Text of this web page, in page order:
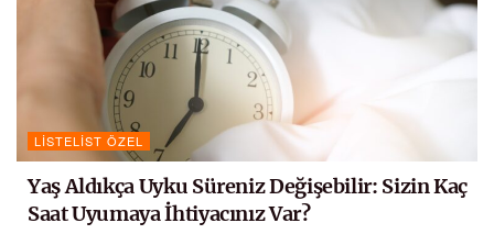
LISTELIST ÖZEL
Yaş Aldıkça Uyku Süreniz Değişebilir: Sizin Kaç
Saat Uyumaya İhtiyacınız Var?